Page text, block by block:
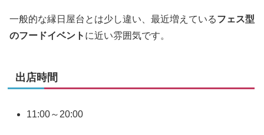
一般的な縁日屋台とは少し違い、最近増えているフェス型
のフードイベント に近い雰囲気です。
出店時間
11:00～20:00